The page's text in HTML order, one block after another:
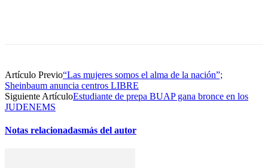
Artículo Previo“Las mujeres somos el alma de la nación”;
Sheinbaum anuncia centros LIBRE
Siguiente ArtículoEstudiante de prepa BUAP gana bronce en los
JUDENEMS
Notas relacionadasmás del autor